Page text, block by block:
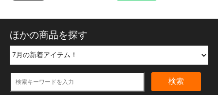
ほかの商品を探す
検索